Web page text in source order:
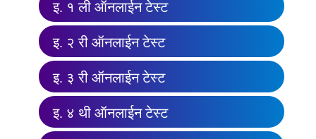
इ. १ ली ऑनलाईन टेस्ट
इ. २ री ऑनलाईन टेस्ट
इ. ३ री ऑनलाईन टेस्ट
इ. ४ थी ऑनलाईन टेस्ट